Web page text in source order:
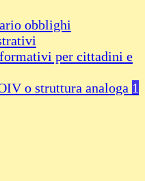
obblighi
per cittadini e
o struttura analoga 1